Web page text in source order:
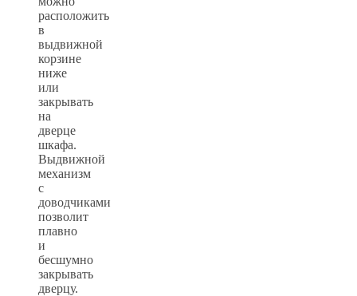
расположить
в
выдвижной
корзине
ниже
или
закрывать
на
дверце
шкафа.
Выдвижной
механизм
с
доводчиками
позволит
плавно
и
бесшумно
закрывать
дверцу.